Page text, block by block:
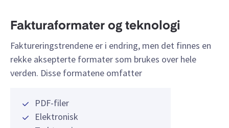
Fakturaformater og teknologi
Faktureringstrendene er i endring, men det finnes en
rekke aksepterte formater som brukes over hele
verden. Disse formatene omfatter
PDF-filer
Elektronisk